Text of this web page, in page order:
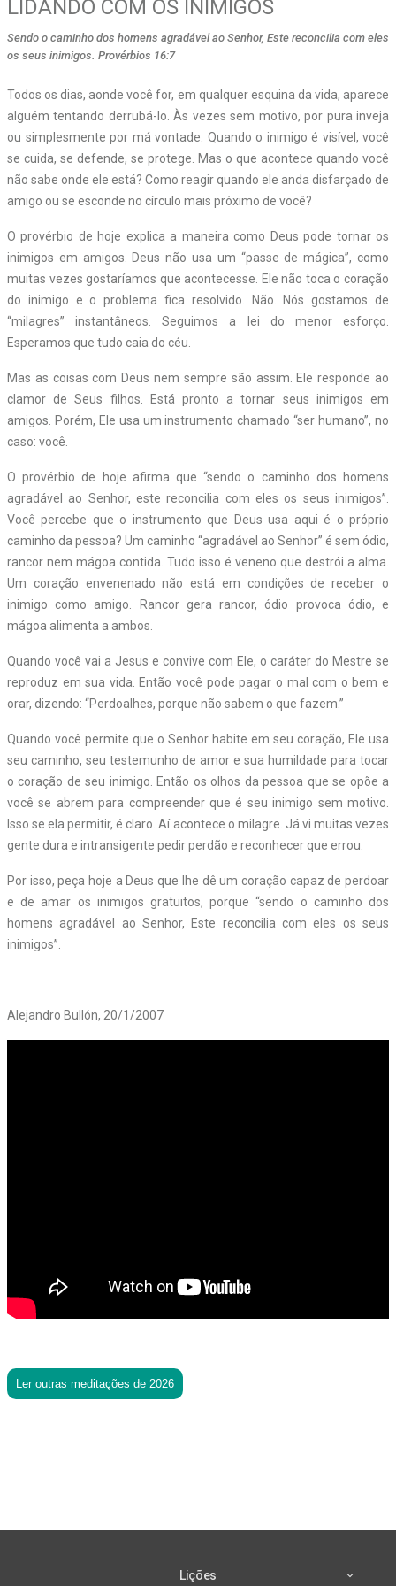
LIDANDO COM OS INIMIGOS
Sendo o caminho dos homens agradável ao Senhor, Este reconcilia com eles
os seus inimigos. Provérbios 16:7
Todos os dias, aonde você for, em qualquer esquina da vida, aparece
alguém tentando derrubá-lo. Às vezes sem motivo, por pura inveja
ou simplesmente por má vontade. Quando o inimigo é visível, você
se cuida, se defende, se protege. Mas o que acontece quando você
não sabe onde ele está? Como reagir quando ele anda disfarçado de
amigo ou se esconde no círculo mais próximo de você?
O provérbio de hoje explica a maneira como Deus pode tornar os
inimigos em amigos. Deus não usa um “passe de mágica”, como
muitas vezes gostaríamos que acontecesse. Ele não toca o coração
do inimigo e o problema fica resolvido. Não. Nós gostamos de
“milagres” instantâneos. Seguimos a lei do menor esforço.
Esperamos que tudo caia do céu.
Mas as coisas com Deus nem sempre são assim. Ele responde ao
clamor de Seus filhos. Está pronto a tornar seus inimigos em
amigos. Porém, Ele usa um instrumento chamado “ser humano”, no
caso: você.
O provérbio de hoje afirma que “sendo o caminho dos homens
agradável ao Senhor, este reconcilia com eles os seus inimigos”.
Você percebe que o instrumento que Deus usa aqui é o próprio
caminho da pessoa? Um caminho “agradável ao Senhor” é sem ódio,
rancor nem mágoa contida. Tudo isso é veneno que destrói a alma.
Um coração envenenado não está em condições de receber o
inimigo como amigo. Rancor gera rancor, ódio provoca ódio, e
mágoa alimenta a ambos.
Quando você vai a Jesus e convive com Ele, o caráter do Mestre se
reproduz em sua vida. Então você pode pagar o mal com o bem e
orar, dizendo: “Perdoalhes, porque não sabem o que fazem.”
Quando você permite que o Senhor habite em seu coração, Ele usa
seu caminho, seu testemunho de amor e sua humildade para tocar
o coração de seu inimigo. Então os olhos da pessoa que se opõe a
você se abrem para compreender que é seu inimigo sem motivo.
Isso se ela permitir, é claro. Aí acontece o milagre. Já vi muitas vezes
gente dura e intransigente pedir perdão e reconhecer que errou.
Por isso, peça hoje a Deus que lhe dê um coração capaz de perdoar
e de amar os inimigos gratuitos, porque “sendo o caminho dos
homens agradável ao Senhor, Este reconcilia com eles os seus
inimigos”.
Alejandro Bullón, 20/1/2007
Ler outras meditações de 2026
Lições